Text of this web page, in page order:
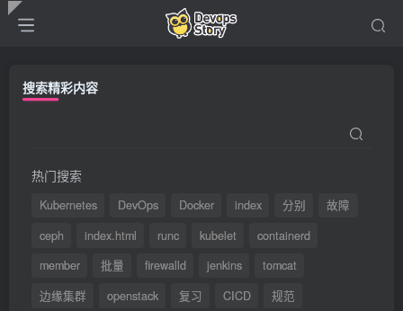
搜索精彩内容
热门搜索
Kubernetes DevOps Docker index 分别
故障
ceph
index.html runc kubelet
containerd
member
批量 firewalld jenkins
tomcat
边缘集群
openstack 复习 CICD 规范